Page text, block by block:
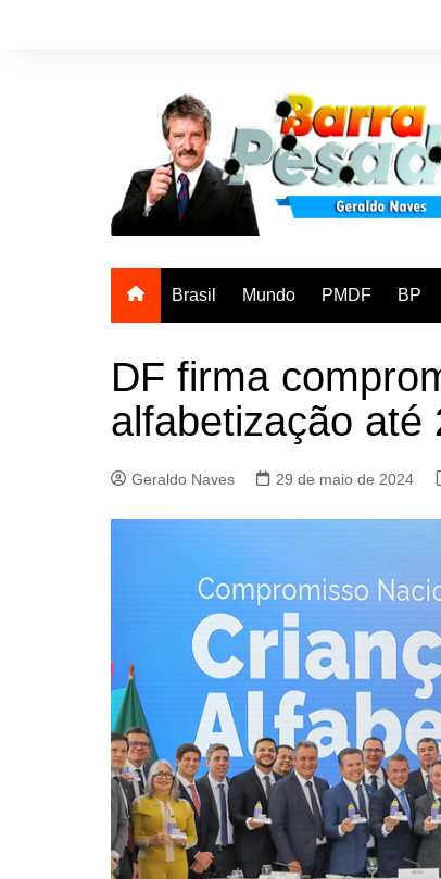
Brasil Mundo PMDF BP
DF firma
alfabetização até
Geraldo Naves 29 de maio de 2024